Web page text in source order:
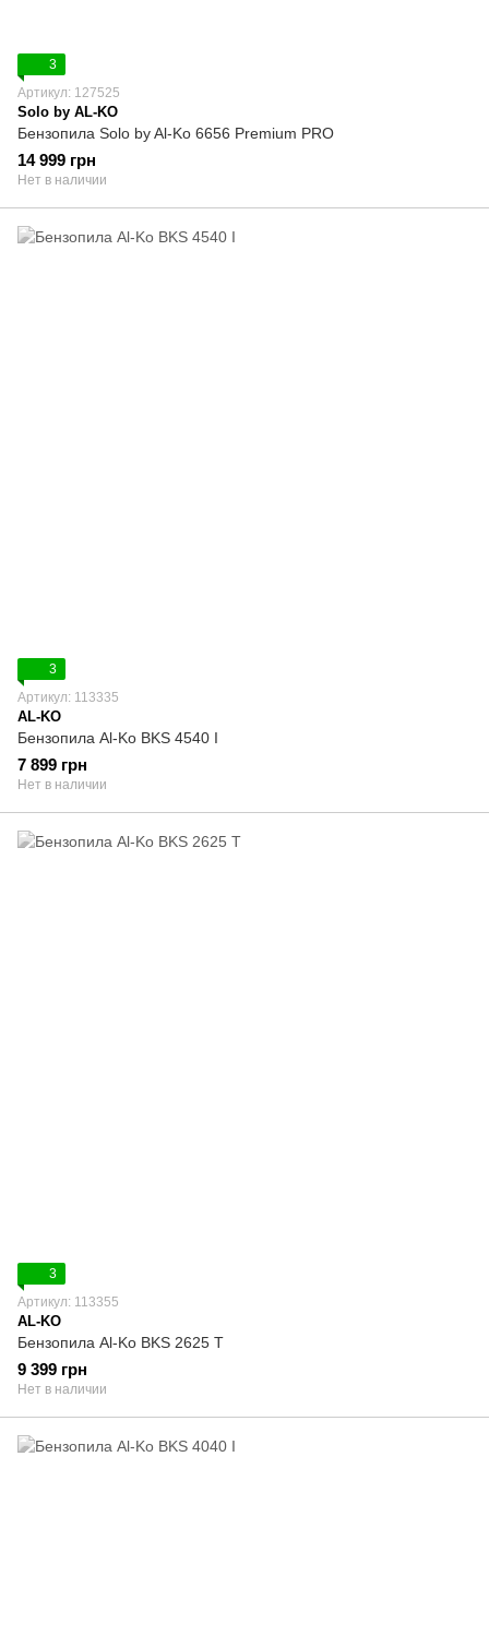
3
Артикул: 127525
Solo by AL-KO
Бензопила Solo by Al-Ko 6656 Premium PRO
14 999 грн
Нет в наличии
3
Артикул: 113335
AL-KO
Бензопила Al-Ko BKS 4540 I
7 899 грн
Нет в наличии
3
Артикул: 113355
AL-KO
Бензопила Al-Ko BKS 2625 T
9 399 грн
Нет в наличии